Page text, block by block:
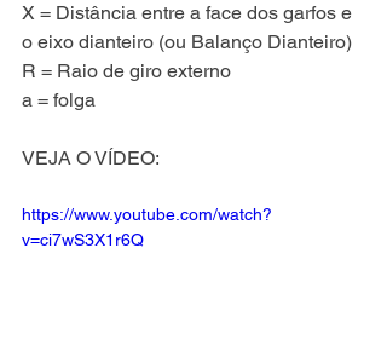
X = Distância entre a face dos garfos e
o eixo dianteiro (ou Balanço Dianteiro)
R = Raio de giro externo
a = folga
VEJA O VÍDEO:
https://www.youtube.com/watch?
v=ci7wS3X1r6Q